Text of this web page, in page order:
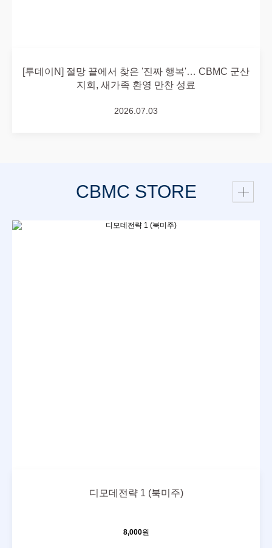
[투데이N] 절망 끝에서 찾은 '진짜 행복'… CBMC 군산
지회, 새가족 환영 만찬 성료
2026.07.03
CBMC STORE
디모데전략 1 (북미주)
8,000원